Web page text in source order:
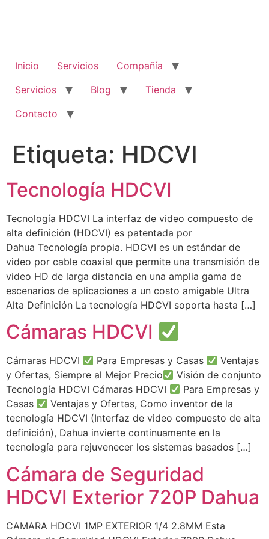
Inicio Servicios
Compañía
Servicios
Blog
Tienda
Contacto
Etiqueta: HDCVI
Tecnología HDCVI
Tecnología HDCVI La interfaz de video compuesto de
alta definición (HDCVI) es patentada por
Dahua Tecnología propia. HDCVI es un estándar de
video por cable coaxial que permite una transmisión de
video HD de larga distancia en una amplia gama de
escenarios de aplicaciones a un costo amigable Ultra
Alta Definición La tecnología HDCVI soporta hasta […]
Cámaras HDCVI
Cámaras HDCVI Para Empresas y Casas
Ventajas
y Ofertas, Siempre al Mejor Precio
Visión de conjunto
Tecnología HDCVI Cámaras HDCVI
Para Empresas y
Casas
Ventajas y Ofertas, Como inventor de la
tecnología HDCVI (Interfaz de video compuesto de alta
definición), Dahua invierte continuamente en la
tecnología para rejuvenecer los sistemas basados […]
Cámara de Seguridad
HDCVI Exterior 720P Dahua
CAMARA HDCVI 1MP EXTERIOR 1/4 2.8MM Esta